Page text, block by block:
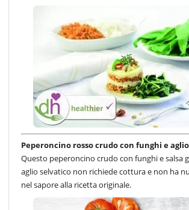
Peperoncino rosso crudo con funghi e
Questo peperoncino crudo con funghi e salsa
aglio selvatico non richiede cottura e non ha
nel sapore alla ricetta originale.